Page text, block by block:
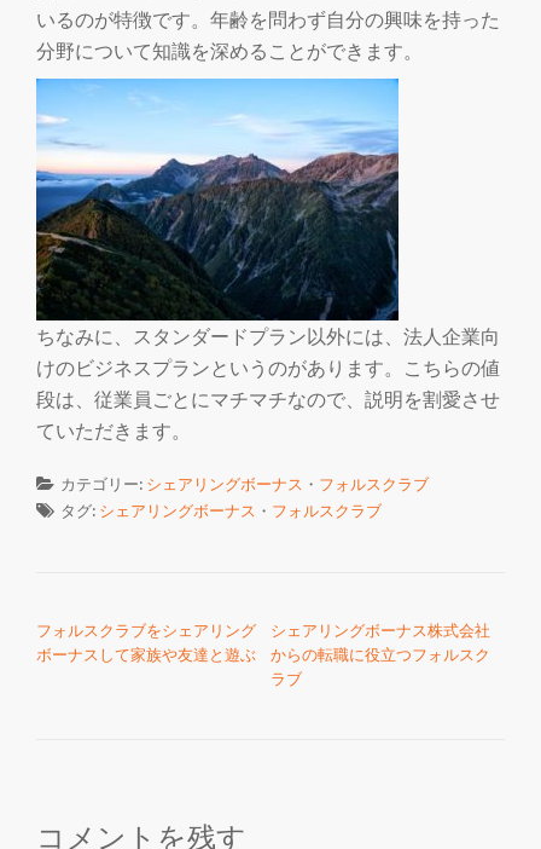
いるのが特徴です。年齢を問わず自分の興味を持った
分野について知識を深めることができます。
ちなみに、スタンダードプラン以外には、法人企業向
けのビジネスプランというのがあります。こちらの値
段は、従業員ごとにマチマチなので、説明を割愛させ
ていただきます。
カテゴリー: シェアリングボーナス ・ フォルスクラブ
タグ: シェアリングボーナス ・ フォルスクラブ
フォルスクラブをシェアリング
ボーナスして家族や友達と遊ぶ
シェアリングボーナス株式会社
からの転職に役立つフォルスク
ラブ
コメントを残す